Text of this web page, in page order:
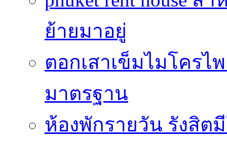
ย้ายมาอยู่
ตอกเสาเข็มไมโคร
มาตรฐาน
ห้องพักรายวัน รังสิต